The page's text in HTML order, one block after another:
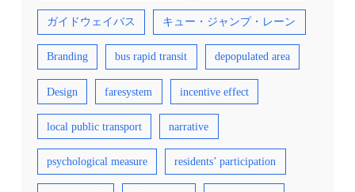
ガイドウェイバス キュー・ジャンプ・レーン
Branding bus rapid transit depopulated area
Design faresystem incentive effect
local public transport narrative
psychological measure residents’ participation